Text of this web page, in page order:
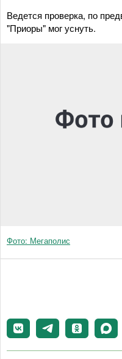
Ведется проверка, по
"Приоры" мог уснуть.
Фото: Мегаполис